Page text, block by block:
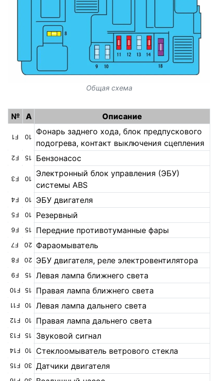
Общая схема
№ A Описание
F1 10
Фонарь заднего хода, блок предпускового
подогрева, контакт выключения сцепления
F2 15 Бензонасос
F3 10
Электронный блок управления (ЭБУ)
системы ABS
F4 10 ЭБУ двигателя
F5 10 Резервный
F6 15 Передние противотуманные фары
F7 20 Фараомыватель
F8 20 ЭБУ двигателя, реле электровентилятора
F9 15 Левая лампа ближнего света
F10 15 Правая лампа ближнего света
F11 10 Левая лампа дальнего света
F12 10 Правая лампа дальнего света
F13 15 Звуковой сигнал
F14 10 Стеклоомыватель ветрового стекла
F15 30 Датчики двигателя